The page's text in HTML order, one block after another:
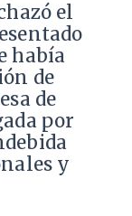
el
había
de
de
por
y